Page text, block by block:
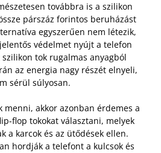
továbbra is a szilikon
párszáz forintos beruházást
egyszerűen nem létezik,
védelmet nyújt a telefon
tok rugalmas anyagból
az energia nagy részét elnyeli,
sérül súlyosan.
menni, akkor azonban érdemes a
flop tokokat választani, melyek
a karcok és az ütődések ellen.
hordják a telefont a kulcsok és